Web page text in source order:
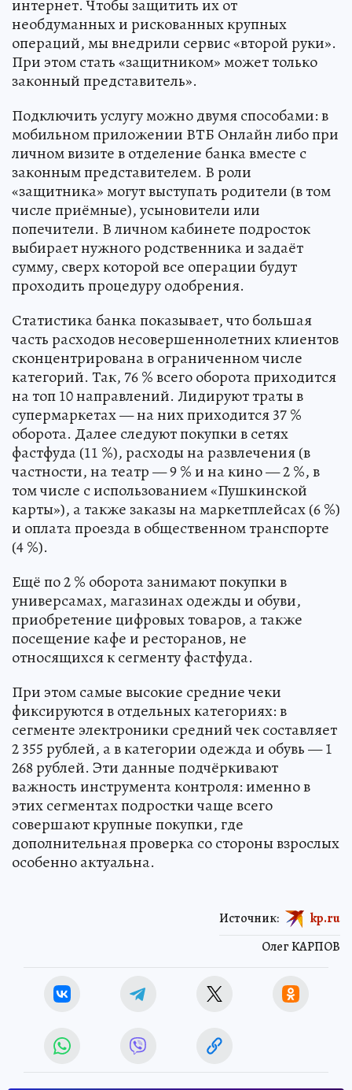
интернет. Чтобы защитить их от
необдуманных и рискованных крупных
операций, мы внедрили сервис «второй руки».
При этом стать «защитником» может только
законный представитель».
Подключить услугу можно двумя способами: в
мобильном приложении ВТБ Онлайн либо при
личном визите в отделение банка вместе с
законным представителем. В роли
«защитника» могут выступать родители (в том
числе приёмные), усыновители или
попечители. В личном кабинете подросток
выбирает нужного родственника и задаёт
сумму, сверх которой все операции будут
проходить процедуру одобрения.
Статистика банка показывает, что большая
часть расходов несовершеннолетних клиентов
сконцентрирована в ограниченном числе
категорий. Так, 76 % всего оборота приходится
на топ 10 направлений. Лидируют траты в
супермаркетах — на них приходится 37 %
оборота. Далее следуют покупки в сетях
фастфуда (11 %), расходы на развлечения (в
частности, на театр — 9 % и на кино — 2 %, в
том числе с использованием «Пушкинской
карты»), а также заказы на маркетплейсах (6 %)
и оплата проезда в общественном транспорте
(4 %).
Ещё по 2 % оборота занимают покупки в
универсамах, магазинах одежды и обуви,
приобретение цифровых товаров, а также
посещение кафе и ресторанов, не
относящихся к сегменту фастфуда.
При этом самые высокие средние чеки
фиксируются в отдельных категориях: в
сегменте электроники средний чек составляет
2 355 рублей, а в категории одежда и обувь — 1
268 рублей. Эти данные подчёркивают
важность инструмента контроля: именно в
этих сегментах подростки чаще всего
совершают крупные покупки, где
дополнительная проверка со стороны взрослых
особенно актуальна.
Олег КАРПОВ
Источник: kp.ru